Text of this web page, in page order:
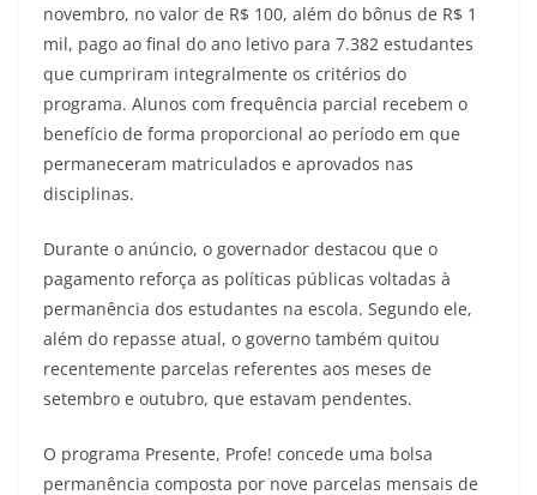
novembro, no valor de R$ 100, além do bônus de R$ 1
mil, pago ao final do ano letivo para 7.382 estudantes
que cumpriram integralmente os critérios do
programa. Alunos com frequência parcial recebem o
benefício de forma proporcional ao período em que
permaneceram matriculados e aprovados nas
disciplinas.
Durante o anúncio, o governador destacou que o
pagamento reforça as políticas públicas voltadas à
permanência dos estudantes na escola. Segundo ele,
além do repasse atual, o governo também quitou
recentemente parcelas referentes aos meses de
setembro e outubro, que estavam pendentes.
O programa Presente, Profe! concede uma bolsa
permanência composta por nove parcelas mensais de